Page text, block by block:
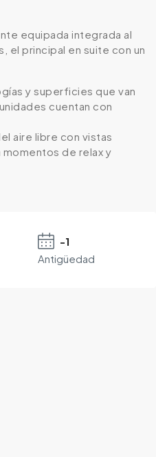
equipada integrada al
el principal en suite con un
y superficies que van
cuentan con
aire libre con vistas
de relax y
-1
Antigüedad